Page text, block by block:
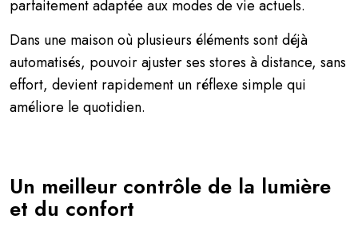
parfaitement adaptée aux modes de vie actuels.
Dans une maison où plusieurs éléments sont déjà
automatisés, pouvoir ajuster ses stores à distance, sans
effort, devient rapidement un réflexe simple qui
améliore le quotidien.
Un meilleur contrôle de la lumière
et du confort